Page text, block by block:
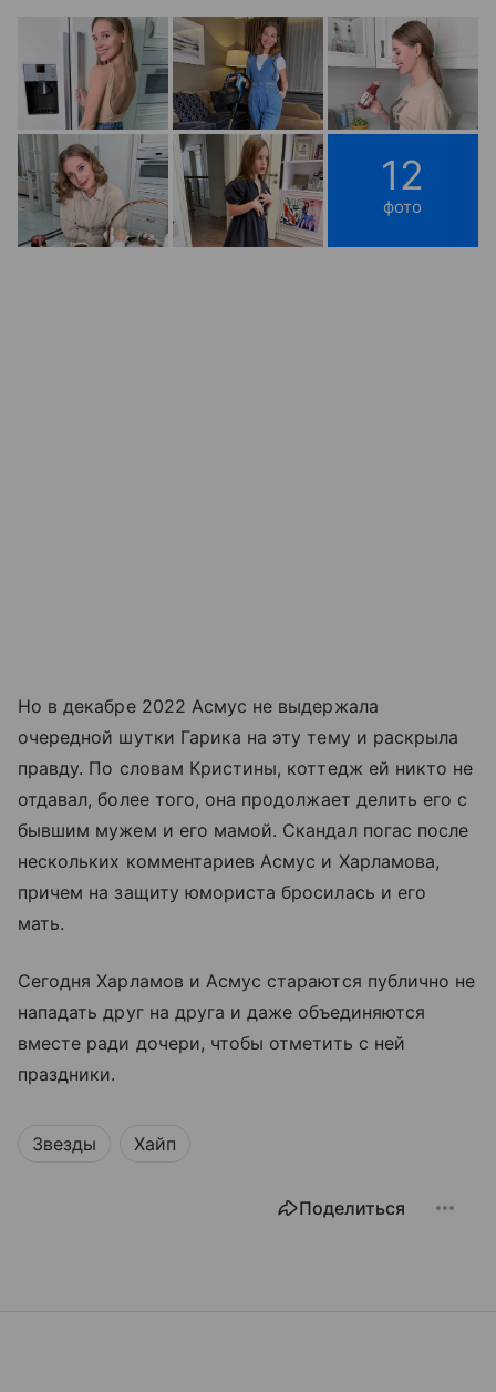
12
фото
Но в декабре 2022 Асмус не выдержала
очередной шутки Гарика на эту тему и раскрыла
правду. По словам Кристины, коттедж ей никто не
отдавал, более того, она продолжает делить его с
бывшим мужем и его мамой. Скандал погас после
нескольких комментариев Асмус и Харламова,
причем на защиту юмориста бросилась и его
мать.
Сегодня Харламов и Асмус стараются публично не
нападать друг на друга и даже объединяются
вместе ради дочери, чтобы отметить с ней
праздники.
Звезды Хайп
Поделиться